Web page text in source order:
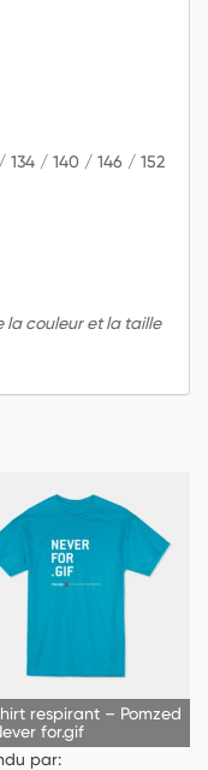
134 / 140 / 146 / 152
la couleur et la taille
respirant – Pomzed
for.gif
par: